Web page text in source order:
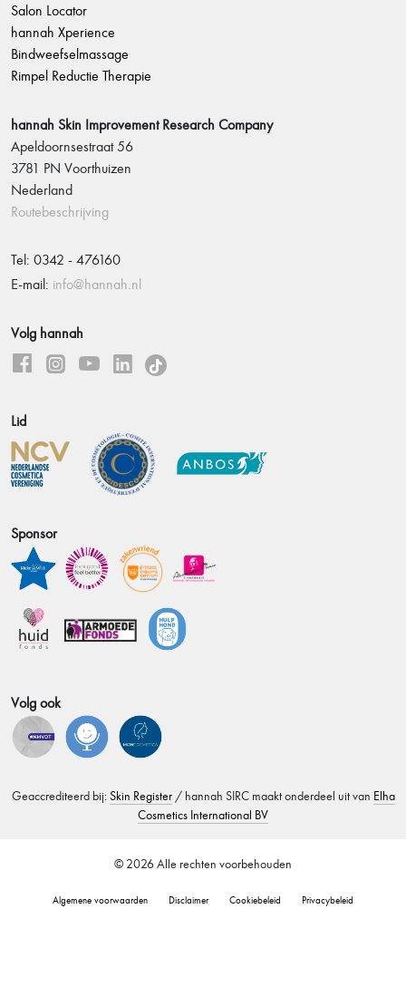
Salon Locator
hannah Xperience
Bindweefselmassage
Rimpel Reductie Therapie
hannah Skin Improvement Research Company
Apeldoornsestraat 56
3781 PN Voorthuizen
Nederland
Routebeschrijving
Tel: 0342 - 476160
E-mail: info@hannah.nl
Volg hannah
Lid
Sponsor
Volg ook
Geaccrediteerd bij:Skin Register/ hannah SIRC maakt onderdeel uit van Elha
Cosmetics International BV
© 2026 Alle rechten voorbehouden
Algemene voorwaarden Disclaimer Cookiebeleid Privacybeleid